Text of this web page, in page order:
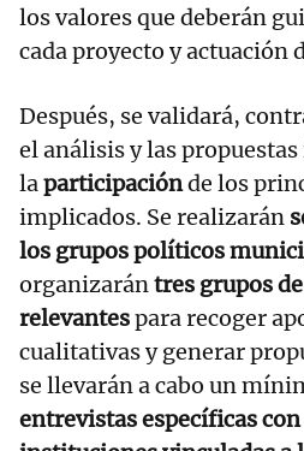
los valores que deberán
cada proyecto y actuación
Después, se validará,
el análisis y las
laparticipaciónde los
implicados. Se realizarán
los grupos políticos
organizarántres grupos
relevantespara recoger
cualitativas y generar
se llevarán a cabo un
entrevistas específicas